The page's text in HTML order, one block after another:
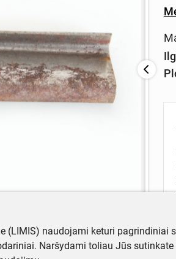
(LIMIS) naudojami keturi pagrindiniai
Naršydami toliau Jūs